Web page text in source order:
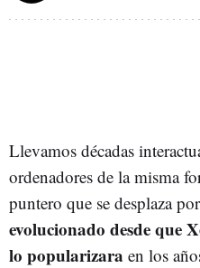
Llevamos décadas
ordenadores de la misma
puntero que se desplaza
evolucionado desde que
lo popularizara en los